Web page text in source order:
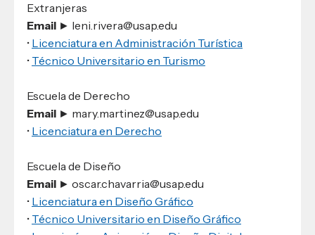
Extranjeras
Email ► leni.rivera@usap.edu
• Licenciatura en Administración Turística
• Técnico Universitario en Turismo
Escuela de Derecho
Email ► mary.martinez@usap.edu
• Licenciatura en Derecho
Escuela de Diseño
Email ► oscar.chavarria@usap.edu
• Licenciatura en Diseño Gráfico
• Técnico Universitario en Diseño Gráfico